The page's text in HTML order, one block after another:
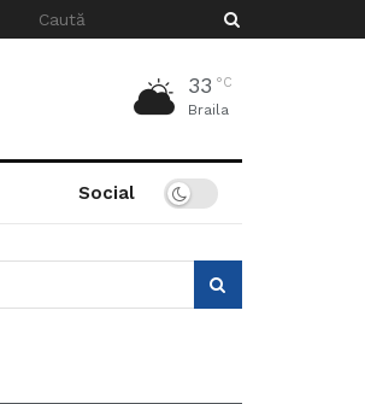
33 °C
Braila
Social